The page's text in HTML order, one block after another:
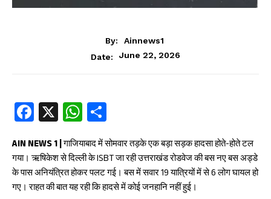
By:
Ainnews1
Date:
June 22, 2026
Fa
ce
b
oo
k
X W
ha
ts
A
p
ha
re
AIN NEWS 1 |गाजियाबाद में सोमवार तड़के एक बड़ा सड़क हादसा होते-होते टल
गया। ऋषिकेश से दिल्ली के ISBT जा रही उत्तराखंड रोडवेज की बस नए बस अड्डे
के पास अनियंत्रित होकर पलट गई। बस में सवार 19 यात्रियों में से 6 लोग घायल हो
गए। राहत की बात यह रही कि हादसे में कोई जनहानि नहीं हुई।